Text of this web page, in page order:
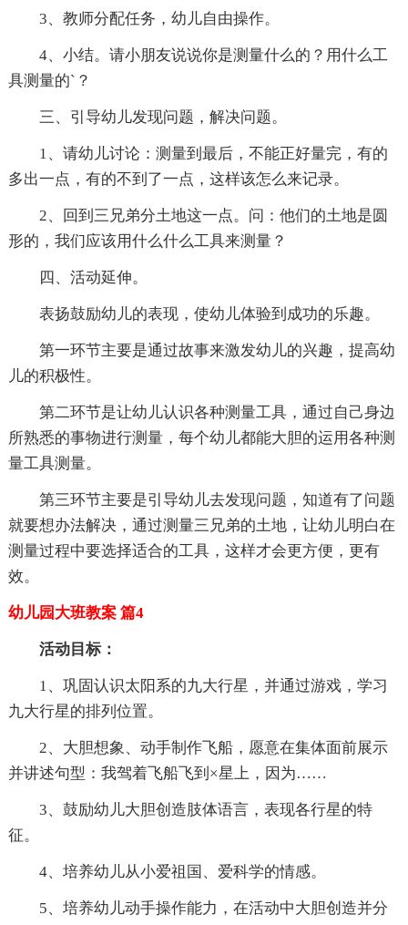
3、教师分配任务，幼儿自由操作。
4、小结。请小朋友说说你是测量什么的？用什么工
具测量的`？
三、引导幼儿发现问题，解决问题。
1、请幼儿讨论：测量到最后，不能正好量完，有的
多出一点，有的不到了一点，这样该怎么来记录。
2、回到三兄弟分土地这一点。问：他们的土地是圆
形的，我们应该用什么什么工具来测量？
四、活动延伸。
表扬鼓励幼儿的表现，使幼儿体验到成功的乐趣。
第一环节主要是通过故事来激发幼儿的兴趣，提高幼
儿的积极性。
第二环节是让幼儿认识各种测量工具，通过自己身边
所熟悉的事物进行测量，每个幼儿都能大胆的运用各种测
量工具测量。
第三环节主要是引导幼儿去发现问题，知道有了问题
就要想办法解决，通过测量三兄弟的土地，让幼儿明白在
测量过程中要选择适合的工具，这样才会更方便，更有
效。
幼儿园大班教案 篇4
活动目标：
1、巩固认识太阳系的九大行星，并通过游戏，学习
九大行星的排列位置。
2、大胆想象、动手制作飞船，愿意在集体面前展示
并讲述句型：我驾着飞船飞到×星上，因为……
3、鼓励幼儿大胆创造肢体语言，表现各行星的特
征。
4、培养幼儿从小爱祖国、爱科学的情感。
5、培养幼儿动手操作能力，在活动中大胆创造并分